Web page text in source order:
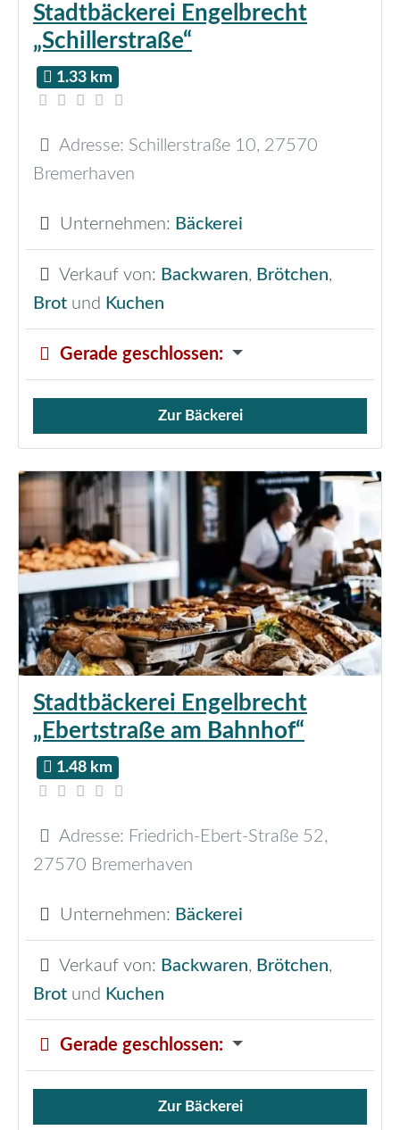
Stadtbäckerei Engelbrecht
„Schillerstraße“
1.33 km
Adresse: Schillerstraße 10, 27570
Bremerhaven
Unternehmen: Bäckerei
Verkauf von: Backwaren, Brötchen,
Brot und Kuchen
Gerade geschlossen:
Verkauf von Brötchen,
Zur Bäckerei
Stadtbäckerei Engelbrecht
„Ebertstraße am Bahnhof“
1.48 km
Adresse: Friedrich-Ebert-Straße 52,
27570 Bremerhaven
Unternehmen: Bäckerei
Verkauf von: Backwaren, Brötchen,
Brot und Kuchen
Gerade geschlossen:
Verkauf von Brötchen,
Zur Bäckerei